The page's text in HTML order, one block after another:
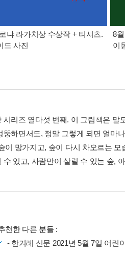
냐 라가치상 수상작 + 티셔츠.
드 사진
8
이
시리즈 열다섯 번째. 이 그림책은 말
뚱하면서도, 정말 그렇게 되면 얼마
이 망가지고, 숲이 다시 차오르는
수 있고, 사람만이 살릴 수 있는 숲,
천한 다른 분들 :
- 한겨레 신문 2021년 5월 7일 어린